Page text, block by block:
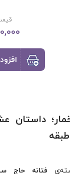
داستان
فتانه حاج